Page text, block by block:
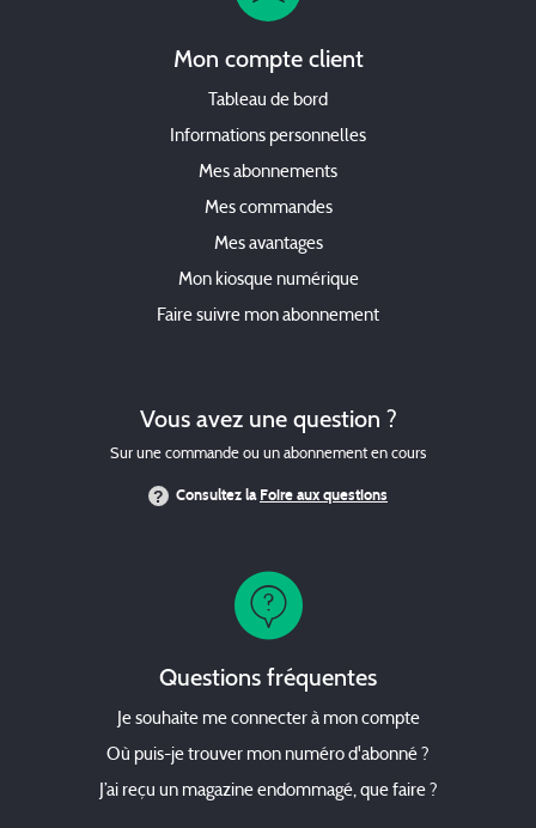
Mon compte client
Tableau de bord
Informations personnelles
Mes abonnements
Mes commandes
Mes avantages
Mon kiosque numérique
Faire suivre mon abonnement
Vous avez une question ?
Sur une commande ou un abonnement en cours
Consultez laFoire aux questions
Questions fréquentes
Je souhaite me connecter à mon compte
Où puis-je trouver mon numéro d'abonné ?
J’ai reçu un magazine endommagé, que faire ?